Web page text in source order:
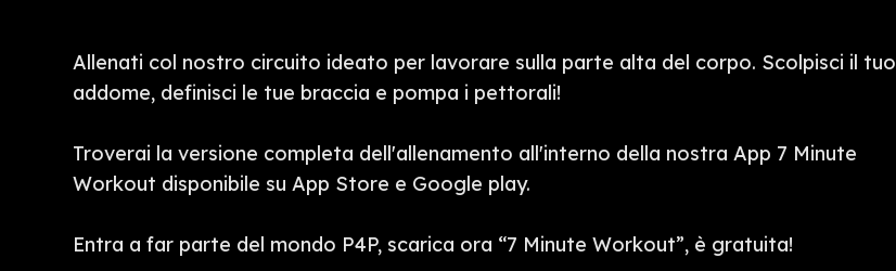
Allenati col nostro circuito ideato per lavorare sulla parte alta del corpo. Scolpisci il tuo
addome, definisci le tue braccia e pompa i pettorali!
Troverai la versione completa dell'allenamento all'interno della nostra App 7 Minute
Workout disponibile su App Store e Google play.
Entra a far parte del mondo P4P, scarica ora “7 Minute Workout”, è gratuita!